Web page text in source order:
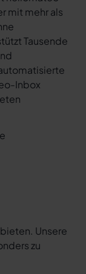
mit mehr als
Tausende
Inbox
Unsere
zu